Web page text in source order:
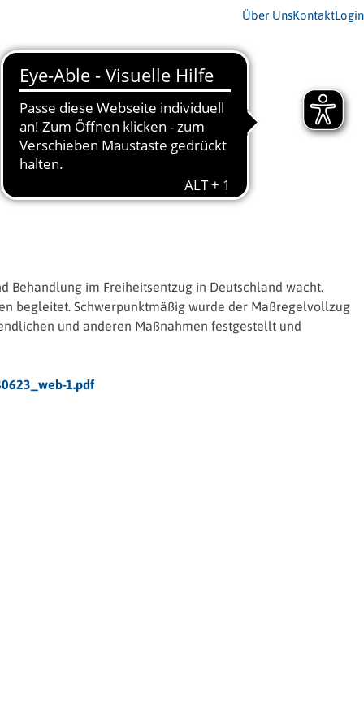
Über UnsKontaktLogin
Behandlung im Freiheitsentzug in Deutschland wacht.
begleitet. Schwerpunktmäßig wurde der Maßregelvollzug
und anderen Maßnahmen festgestellt und
1.pdf